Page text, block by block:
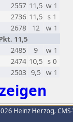
2557 11,5 w 1
2736 11,5 s 1
2678 12
w 1
11,5
2485 9
w 1
2474 10,5 s 0
2503 9,5 w 1
Heinz Herzog,